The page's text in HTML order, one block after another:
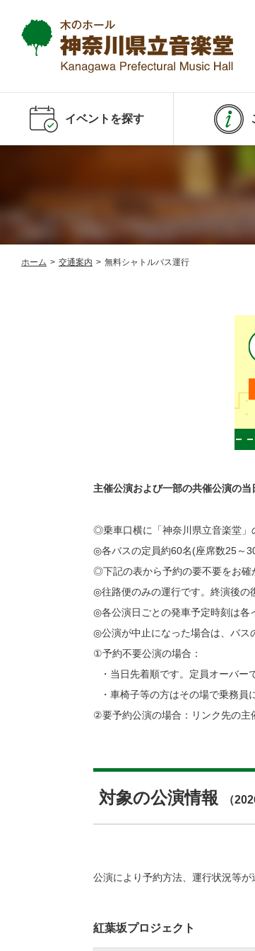
イベントを探す
ホーム > 交通案内 > 無料シャトルバス運行
主催公演および一部の共催公演の
◎乗車口横に「神奈川県立音楽堂」
◎各バスの定員約60名(座席数25～
◎下記の表から予約の要不要をお確
◎往路便のみの運行です。終演後の
◎各公演日ごとの発車予定時刻は各
◎公演が中止になった場合は、バス
①予約不要公演の場合：
・当日先着順です。定員オーバー
・車椅子等の方はその場で乗務
②要予約公演の場合：リンク先の主
対象の公演情報 （
公演により予約方法、運行状況等が
紅葉坂プロジェクト